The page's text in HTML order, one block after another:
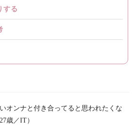
する
オンナと付き合ってると思われたくな
歳／IT）